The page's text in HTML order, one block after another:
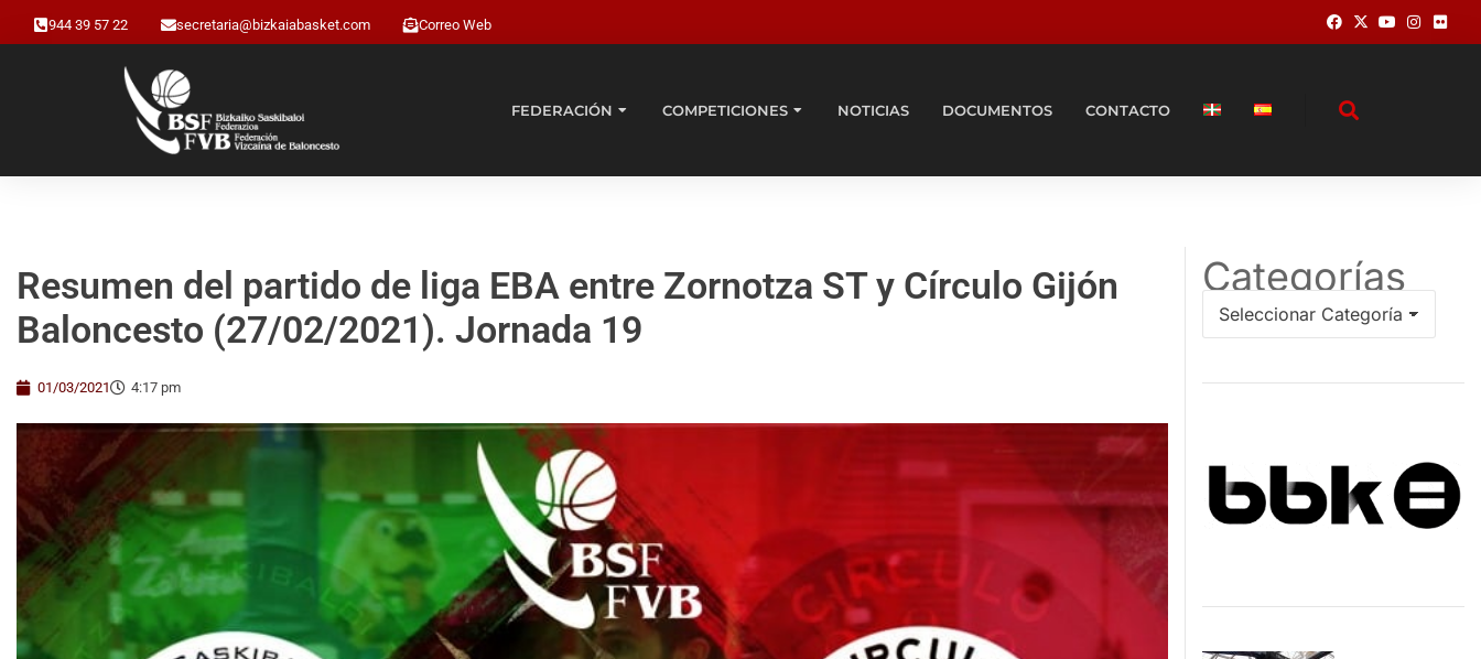
944 39 57 22 secretaria@bizkaiabasket.com Correo Web
FEDERACIÓN COMPETICIONES NOTICIAS DOCUMENTOS CONTACTO
Resumen del partido de liga EBA entre Zornotza ST y Círculo Gijón
Baloncesto (27/02/2021). Jornada 19
01/03/2021 4:17 pm
Categorías